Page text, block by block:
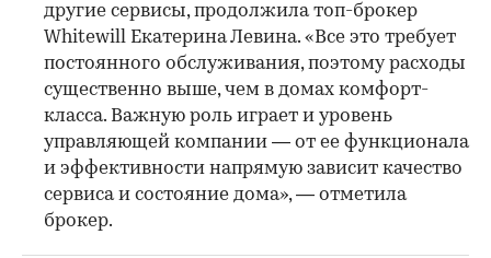
другие сервисы, продолжила топ-брокер
Whitewill Екатерина Левина. «Все это требует
постоянного обслуживания, поэтому расходы
существенно выше, чем в домах комфорт-
класса. Важную роль играет и уровень
управляющей компании — от ее функционала
и эффективности напрямую зависит качество
сервиса и состояние дома», — отметила
брокер.